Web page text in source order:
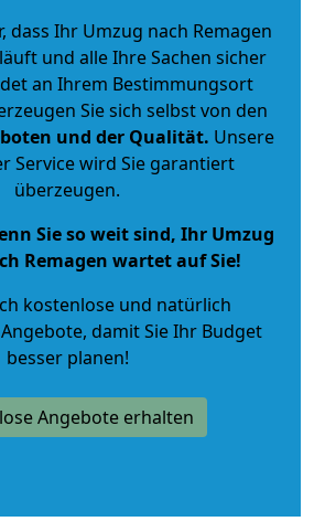
dass Ihr Umzug nach Remagen
und alle Ihre Sachen sicher
an Ihrem Bestimmungsort
Sie sich selbst von den
und der Qualität. Unsere
Service wird Sie garantiert
überzeugen.
Sie so weit sind, Ihr Umzug
Remagen wartet auf Sie!
kostenlose und natürlich
, damit Sie Ihr Budget
besser planen!
Angebote erhalten